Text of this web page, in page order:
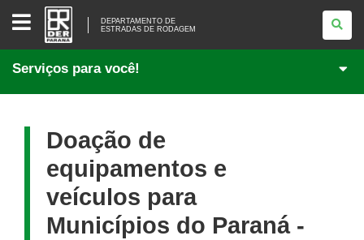
DEPARTAMENTO
DE
<BR
/>ESTRADAS
RODAGEM
DEPARTAMENTO DE
ESTRADAS DE RODAGEM
Serviços para você!
Doação de
equipamentos e
veículos para
Municípios do Paraná -